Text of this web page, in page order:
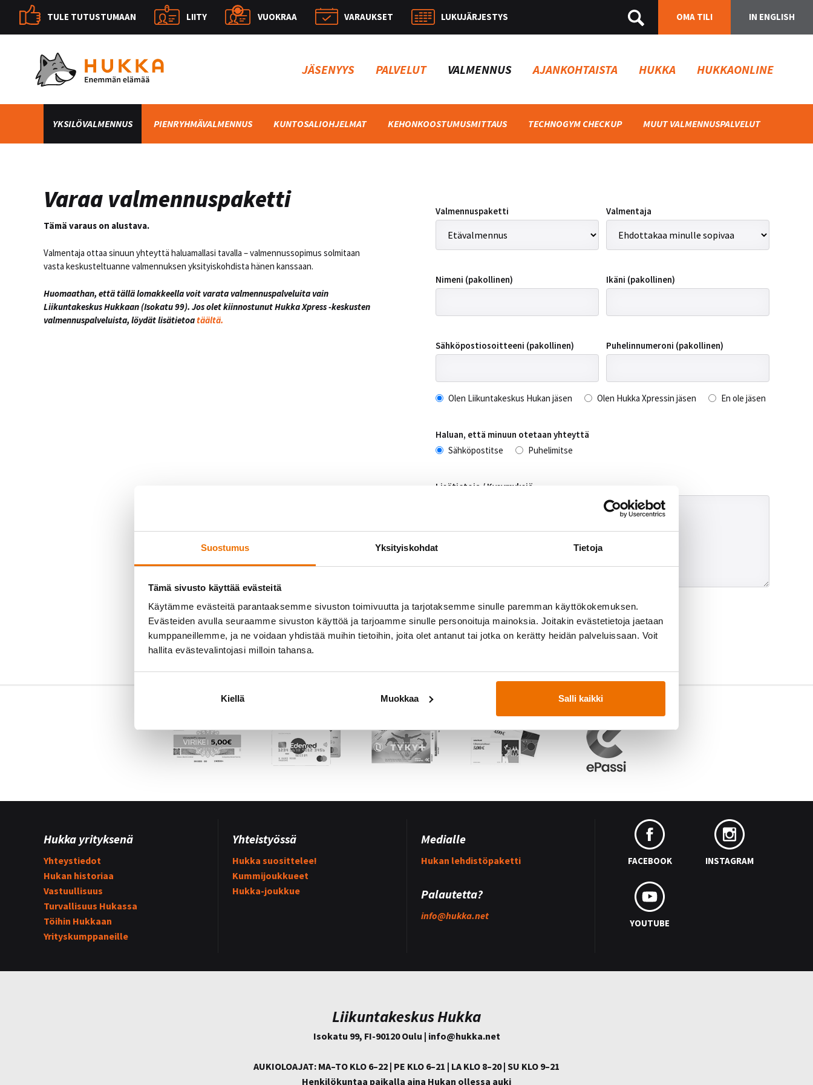
Suostumus Yksityiskohdat Tietoja
Tämä sivusto käyttää evästeitä
Käytämme evästeitä parantaaksemme sivuston toimivuutta ja tarjotaksemme sinulle paremman käyttökokemuksen.
Evästeiden avulla seuraamme sivuston käyttöä ja tarjoamme sinulle personoituja mainoksia. Joitakin evästetietoja jaetaan
kumppaneillemme, ja ne voidaan yhdistää muihin tietoihin, joita olet antanut tai jotka on kerätty heidän palveluissaan. Voit
hallita evästevalintojasi milloin tahansa.
Kiellä Muokkaa Salli kaikki
TULE TUTUSTUMAAN LIITY VUOKRAA VARAUKSET LUKUJÄRJESTYS OMA TILI IN ENGLISH
JÄSENYYS PALVELUT VALMENNUS AJANKOHTAISTA HUKKA HUKKAONLINE
YKSILÖVALMENNUS PIENRYHMÄVALMENNUS KUNTOSALIOHJELMAT KEHONKOOSTUMUSMITTAUS TECHNOGYM CHECKUP MUUT VALMENNUSPALVELUT
Varaa valmennuspaketti
Tämä varaus on alustava.
Valmentaja ottaa sinuun yhteyttä haluamallasi tavalla – valmennussopimus solmitaan
vasta keskusteltuanne valmennuksen yksityiskohdista hänen kanssaan.
Huomaathan, että tällä lomakkeella voit varata valmennuspalveluita vain
Liikuntakeskus Hukkaan (Isokatu 99). Jos olet kiinnostunut Hukka Xpress -keskusten
valmennuspalveluista, löydät lisätietoatäältä.
Valmennuspaketti Valmentaja
Nimeni (pakollinen) Ikäni (pakollinen)
Sähköpostiosoitteeni (pakollinen) Puhelinnumeroni (pakollinen)
Olen Liikuntakeskus Hukan jäsen Olen Hukka Xpressin jäsen En ole jäsen
Haluan, että minuun otetaan yhteyttä
Sähköpostitse
Puhelimitse
Lisätietoja / Kysymyksiä
Hukka yrityksenä
Yhteystiedot
Hukan historiaa
Vastuullisuus
Turvallisuus Hukassa
Töihin Hukkaan
Yrityskumppaneille
Yhteistyössä
Hukka suosittelee!
Kummijoukkueet
Hukka-joukkue
Medialle
Hukan lehdistöpaketti
Palautetta?
info@hukka.net
FACEBOOK INSTAGRAM
YOUTUBE
Liikuntakeskus Hukka
Isokatu 99, FI-90120 Oulu | info@hukka.net
AUKIOLOAJAT: MA–TO KLO 6–22 | PE KLO 6–21 | LA KLO 8–20 | SU KLO 9–21
Henkilökuntaa paikalla aina Hukan ollessa auki